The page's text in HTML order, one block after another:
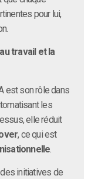
pour lui,
travail et la
est son rôle dans
les
elle réduit
, ce qui est
.
des initiatives de